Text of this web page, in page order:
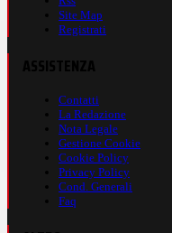
Site Map
Registrati
Contatti
La Redazione
Nota Legale
Gestione Cookie
Cookie Policy
Privacy Policy
Cond. Generali
Faq